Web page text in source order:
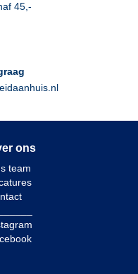
45,-
ons
team